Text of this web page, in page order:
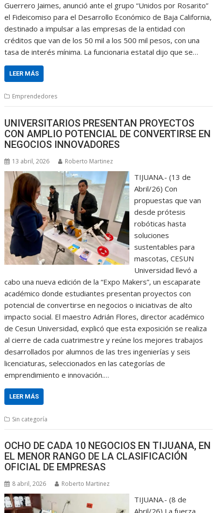
Guerrero Jaimes, anunció ante el grupo “Unidos por Rosarito”
el Fideicomiso para el Desarrollo Económico de Baja California,
destinado a impulsar a las empresas de la entidad con
créditos que van de los 50 mil a los 500 mil pesos, con una
tasa de interés mínima. La funcionaria estatal dijo que se…
LEER MÁS
Emprendedores
UNIVERSITARIOS PRESENTAN PROYECTOS
CON AMPLIO POTENCIAL DE CONVERTIRSE EN
NEGOCIOS INNOVADORES
13 abril, 2026 Roberto Martinez
TIJUANA.- (13 de
Abril/26) Con
propuestas que van
desde prótesis
robóticas hasta
soluciones
sustentables para
mascotas, CESUN
Universidad llevó a
cabo una nueva edición de la “Expo Makers”, un escaparate
académico donde estudiantes presentan proyectos con
potencial de convertirse en negocios o iniciativas de alto
impacto social. El maestro Adrián Flores, director académico
de Cesun Universidad, explicó que esta exposición se realiza
al cierre de cada cuatrimestre y reúne los mejores trabajos
desarrollados por alumnos de las tres ingenierías y seis
licenciaturas, seleccionados en las categorías de
emprendimiento e innovación.…
LEER MÁS
Sin categoría
OCHO DE CADA 10 NEGOCIOS EN TIJUANA, EN
EL MENOR RANGO DE LA CLASIFICACIÓN
OFICIAL DE EMPRESAS
8 abril, 2026 Roberto Martinez
TIJUANA.- (8 de